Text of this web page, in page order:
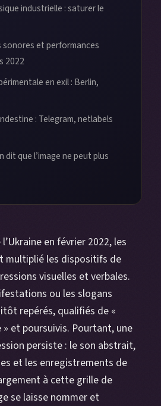
industrielle : saturer le
et performances
2022
en exil : Berlin,
: Telegram, netlabels
dit que l’image ne peut plus
en février 2022, les
multiplié les dispositifs de
visuelles et verbales.
ou les slogans
repérés, qualifiés de «
» et poursuivis. Pourtant, une
persiste : le son abstrait,
et les enregistrements de
à cette grille de
se laisse nommer et